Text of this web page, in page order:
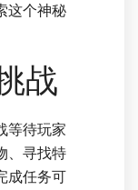
这个神秘
战
等待玩家
、寻找特
成任务可